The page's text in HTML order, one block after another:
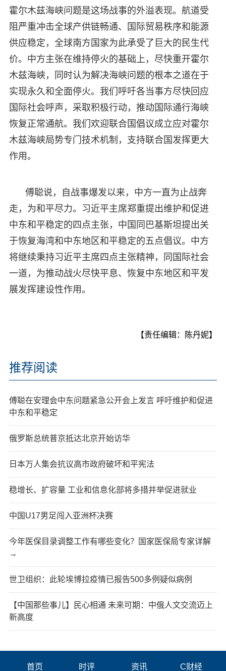
霍尔木兹海峡问题是这场战事的外溢表现。航道受
阻严重冲击全球产供链畅通、国际贸易秩序和能源
供应稳定，全球南方国家为此承受了巨大的民生代
价。中方主张在维持停火的基础上，尽快重开霍尔
木兹海峡，同时认为解决海峡问题的根本之道在于
实现永久和全面停火。我们呼吁各当事方尽快回应
国际社会呼声，采取积极行动，推动国际通行海峡
恢复正常通航。我们欢迎联合国倡议成立应对霍尔
木兹海峡局势专门技术机制，支持联合国发挥更大
作用。
傅聪说，自战事爆发以来，中方一直为止战奔
走，为和平尽力。习近平主席郑重提出维护和促进
中东和平稳定的四点主张，中国同巴基斯坦提出关
于恢复海湾和中东地区和平稳定的五点倡议。中方
将继续秉持习近平主席四点主张精神，同国际社会
一道，为推动战火尽快平息、恢复中东地区和平发
展发挥建设性作用。
【责任编辑：陈丹妮】
推荐阅读
傅聪在安理会中东问题紧急公开会上发言 呼吁维护和促进
中东和平稳定
俄罗斯总统普京抵达北京开始访华
日本万人集会抗议高市政府破坏和平宪法
稳增长、扩容量 工业和信息化部将多措并举促进就业
中国U17男足闯入亚洲杯决赛
今年医保目录调整工作有哪些变化？国家医保局专家详解
→
世卫组织：此轮埃博拉疫情已报告500多例疑似病例
【中国那些事儿】民心相通 未来可期：中俄人文交流迈上
新高度
首页 时评 资讯 C财经